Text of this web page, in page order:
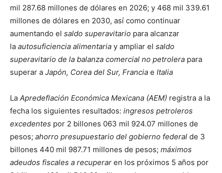
mil 287.68 millones de dólares en 2026; y 468 mil 339.61
millones de dólares en 2030, así como continuar
aumentando el saldo superavitario para alcanzar
la autosuficiencia alimentaria y ampliar el saldo
superavitario de la balanza comercial no petrolera para
superar a Japón, Corea del Sur, Francia e Italia
La Apredeflación Económica Mexicana (AEM) registra a la
fecha los siguientes resultados: ingresos petroleros
excedentes por 2 billones 063 mil 924.07 millones de
pesos; ahorro presupuestario del gobierno federal de 3
billones 440 mil 987.71 millones de pesos; máximos
adeudos fiscales a recuperar en los próximos 5 años por